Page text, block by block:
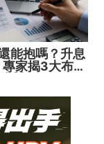
能抱嗎？升息
家揭3大布局